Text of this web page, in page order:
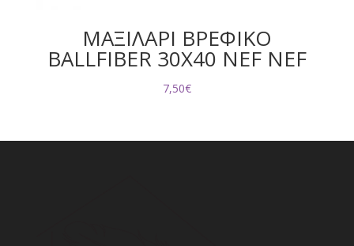
ΜΑΞΙΛΑΡΙ ΒΡΕΦΙΚΟ
BALLFIBER 30X40 NEF NEF
7,50€